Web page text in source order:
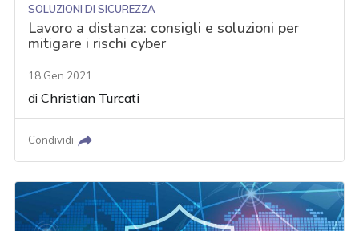
SOLUZIONI DI SICUREZZA
Lavoro a distanza: consigli e soluzioni per
mitigare i rischi cyber
18 Gen 2021
diChristian Turcati
Condividi